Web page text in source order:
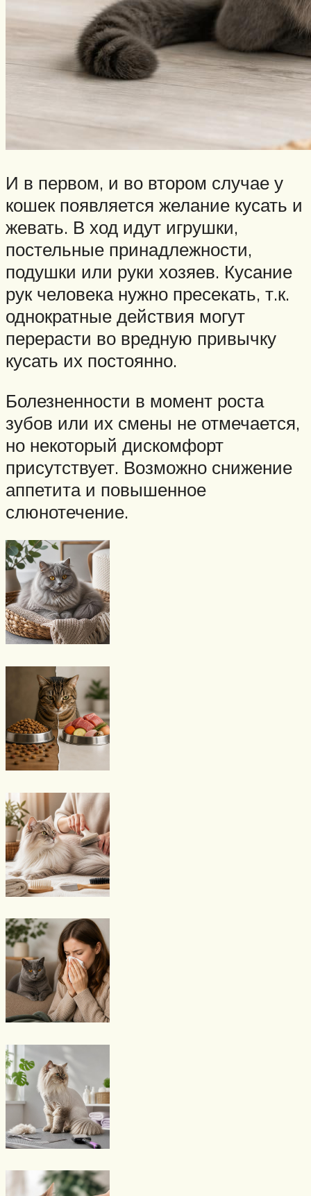
И в первом, и во втором случае у
кошек появляется желание кусать и
жевать. В ход идут игрушки,
постельные принадлежности,
подушки или руки хозяев. Кусание
рук человека нужно пресекать, т.к.
однократные действия могут
перерасти во вредную привычку
кусать их постоянно.
Болезненности в момент роста
зубов или их смены не отмечается,
но некоторый дискомфорт
присутствует. Возможно снижение
аппетита и повышенное
слюнотечение.